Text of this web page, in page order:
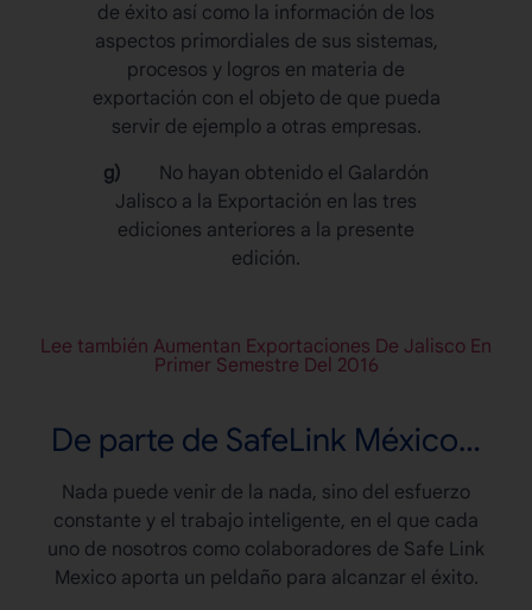
de éxito así como la información de los
aspectos primordiales de sus sistemas,
procesos y logros en materia de
exportación con el objeto de que pueda
servir de ejemplo a otras empresas.
g) No hayan obtenido el Galardón
Jalisco a la Exportación en las tres
ediciones anteriores a la presente
edición.
Lee también Aumentan Exportaciones De Jalisco En
Primer Semestre Del 2016
De parte de SafeLink México…
Nada puede venir de la nada, sino del esfuerzo
constante y el trabajo inteligente, en el que cada
uno de nosotros como colaboradores de Safe Link
Mexico aporta un peldaño para alcanzar el éxito.